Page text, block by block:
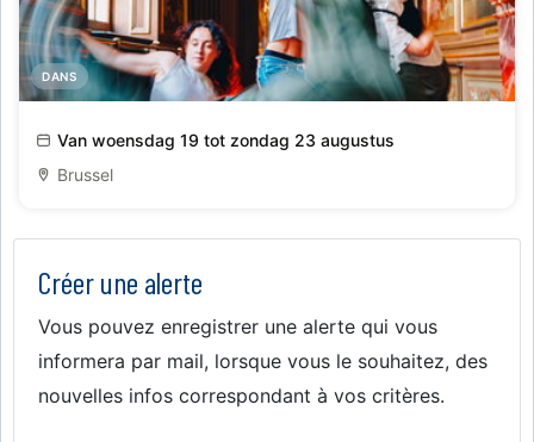
DANS
Heritage in Motion
Van woensdag 19 tot zondag 23 augustus
Brussel
Créer une alerte
Vous pouvez enregistrer une alerte qui vous
informera par mail, lorsque vous le souhaitez, des
nouvelles infos correspondant à vos critères.